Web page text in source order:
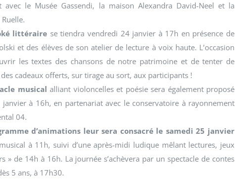
avec le Musée Gassendi, la maison Alexandra David-Neel et la
littéraire se tiendra vendredi 24 janvier à 17h en présence de
et des élèves de son atelier de lecture à voix haute. L’occasion
les textes des chansons de notre patrimoine et de tenter de
cadeaux offerts, sur tirage au sort, aux participants !
musical alliant violoncelles et poésie sera également proposé
janvier à 16h, en partenariat avec le conservatoire à rayonnement
04.
d’animations leur sera consacré le samedi 25 janvier
à 11h, suivi d’une après-midi ludique mêlant lectures, jeux
de 14h à 16h. La journée s’achèvera par un spectacle de contes
5 ans, à 17h30.